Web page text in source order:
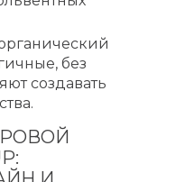
без
создавать